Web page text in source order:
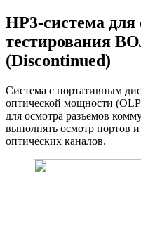
HP3-система для
тестирования
(Discontinued)
Система с портативным
оптической мощности
для осмотра разъемов
выполнять осмотр портов
оптических каналов.